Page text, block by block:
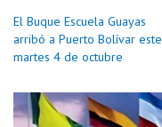
El Buque Escuela Guayas
arribó a Puerto Bolívar este
martes 4 de octubre